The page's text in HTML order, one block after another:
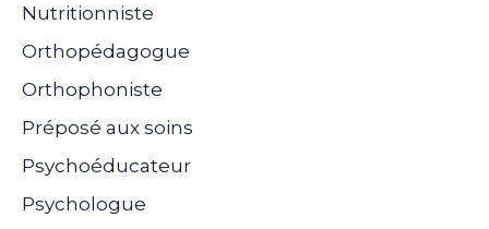
Nutritionniste
Orthopédagogue
Orthophoniste
Préposé aux soins
Psychoéducateur
Psychologue